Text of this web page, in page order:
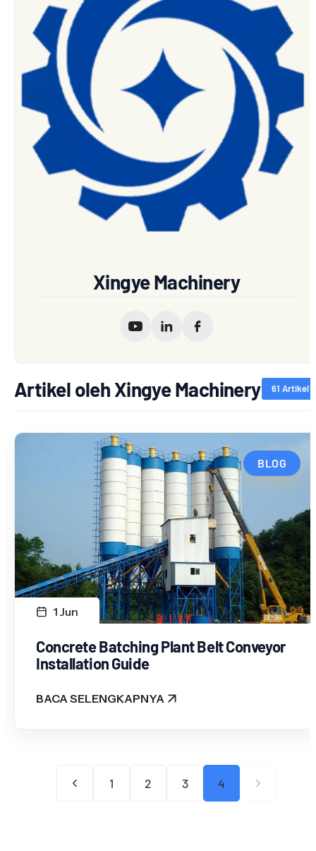
Xingye Machinery
Artikel oleh Xingye Machinery 61 Artikel
1 Jun
BLOG
Concrete Batching Plant Belt Conveyor
Installation Guide
BACA SELENGKAPNYA
: CONCRETE BATCHING PLANT BELT CONVEYOR
1 2 3 4